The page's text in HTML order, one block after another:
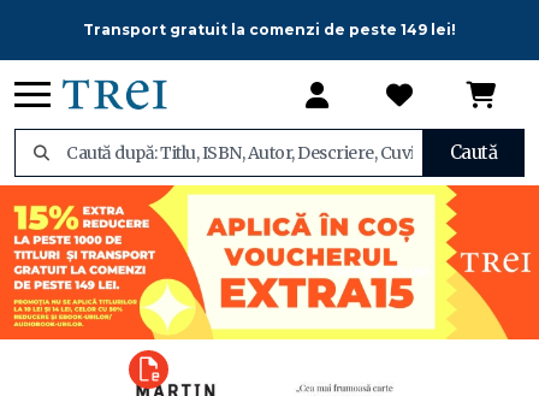
Transport gratuit la comenzi de peste 149 lei!
Caută